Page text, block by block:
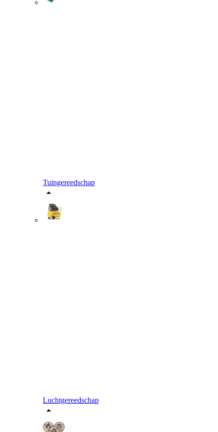
Tuingereedschap
Luchtgereedschap